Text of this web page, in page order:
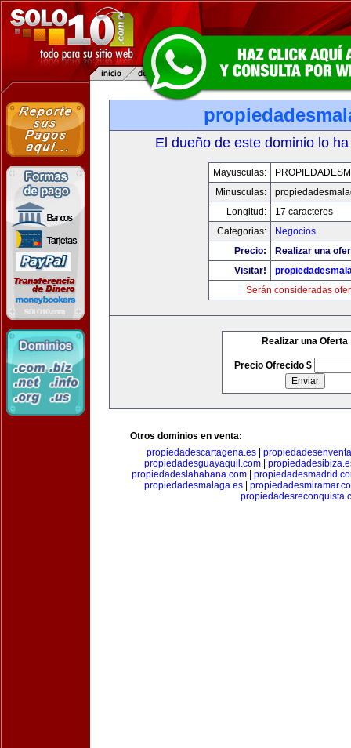
El dueño de este dominio lo
Mayusculas:
Minusculas:
Longitud:
17 caracteres
Categorias:
Negocios
Precio:
Realizar una
Visitar!
Serán consideradas
Realizar una Oferta
Precio Ofrecido $
Otros dominios en venta:
propiedadescartagena.es|
propiedadesguayaquil.com
propiedadeslahabana.com|
propiedadesmalaga.es|